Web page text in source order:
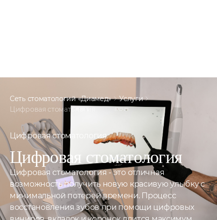
Сеть стоматологий «Диамед»
Услуги
Цифровая стоматология
Цифровая стоматология
Цифровая стоматология
Цифровая стоматология - это отличная
возможность получить новую красивую улыбку с
минимальной потерей времени. Процесс
восстановления зубов при помощи цифровых